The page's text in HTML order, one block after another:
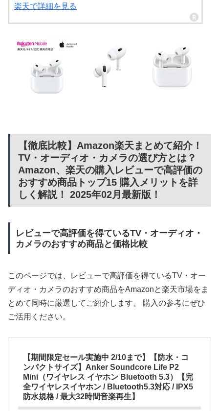
楽天で詳細を見る
【徹底比較】Amazon楽天まとめて紹介！
TV・オーディオ・カメラの選び方とは？
Amazon、楽天の購入レビューで高評価の
おすすめ商品トップ15 購入メリットを詳
しく解説！ 2025年02月最新版！
レビューで高評価を得ているTV・オーディオ・
カメラのおすすめ商品と価格比較
このページでは、レビューで高評価を得ているTV・オー
ディオ・カメラのおすすめ商品をAmazonと楽天市場をま
とめて同時に厳選してご紹介します。 購入の参考にぜひ
ご活用ください。
【期間限定セール実施中 2/10まで】【防水・コ
ンパクトサイズ】Anker Soundcore Life P2
Mini（ワイヤレス イヤホン Bluetooth 5.3）【完
全ワイヤレスイヤホン / Bluetooth5.3対応 / IPX5
防水規格 / 最大32時間音楽再生】